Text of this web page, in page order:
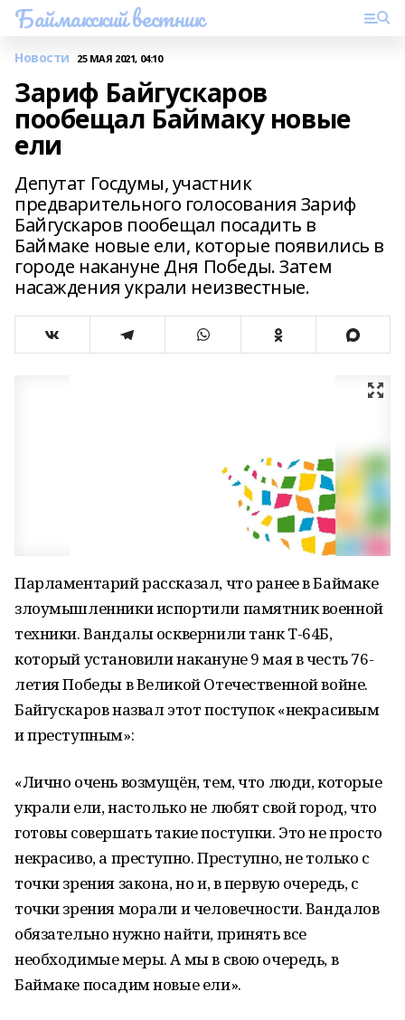
Баймакский вестник
Новости 25 МАЯ 2021, 04:10
Зариф Байгускаров
пообещал Баймаку новые
ели
Депутат Госдумы, участник
предварительного голосования Зариф
Байгускаров пообещал посадить в
Баймаке новые ели, которые появились в
городе накануне Дня Победы. Затем
насаждения украли неизвестные.
Парламентарий рассказал, что ранее в Баймаке
злоумышленники испортили памятник военной
техники. Вандалы осквернили танк Т-64Б,
который установили накануне 9 мая в честь 76-
летия Победы в Великой Отечественной войне.
Байгускаров назвал этот поступок «некрасивым
и преступным»:
«Лично очень возмущён, тем, что люди, которые
украли ели, настолько не любят свой город, что
готовы совершать такие поступки. Это не просто
некрасиво, а преступно. Преступно, не только с
точки зрения закона, но и, в первую очередь, с
точки зрения морали и человечности. Вандалов
обязательно нужно найти, принять все
необходимые меры. А мы в свою очередь, в
Баймаке посадим новые ели».